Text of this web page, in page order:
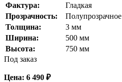
Фактура:
Гладкая
Прозрачность:
Полупрозрачное
Толщина:
3 мм
Ширина:
500 мм
Высота:
750 мм
Под заказ
Цена: 6 490 ₽